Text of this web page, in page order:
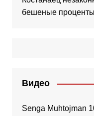
бешеные проценты
Видео
Senga Muhtojman